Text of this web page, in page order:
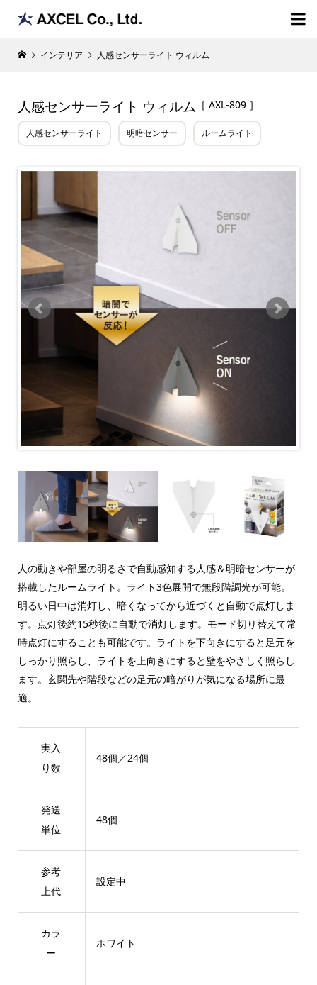

インテリア 人感センサーライト ウィルム
人感センサーライト ウィルム ［ AXL-809 ］
人感センサーライト 明暗センサー ルームライト
人の動きや部屋の明るさで自動感知する人感＆明暗センサーが
搭載したルームライト。ライト3色展開で無段階調光が可能。
明るい日中は消灯し、暗くなってから近づくと自動で点灯しま
す。点灯後約15秒後に自動で消灯します。モード切り替えて常
時点灯にすることも可能です。ライトを下向きにすると足元を
しっかり照らし、ライトを上向きにすると壁をやさしく照らし
ます。玄関先や階段などの足元の暗がりが気になる場所に最
適。
実入
り数
48個／24個
発送
単位
48個
参考
上代
設定中
カラ
ー
ホワイト